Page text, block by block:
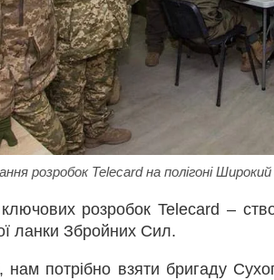
розробок Telecard на полігоні
розробок Telecard –
ланки Збройних Сил.
нам потрібно взяти бригаду